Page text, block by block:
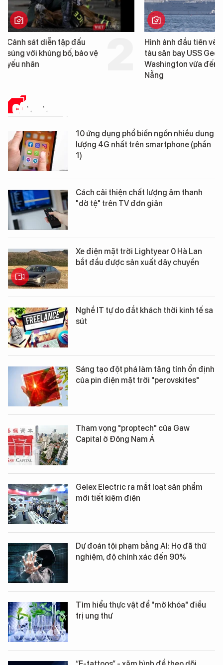
Hình ảnh đầu tiên về siêu
tàu sân bay USS George
Washington vừa đến Đà
Cận cảnh chiến hạm
tống tàu sân bay USS
George Washington
Đà Nẵng
CÔNG NGHỆ
10 ứng dụng phổ biến ngốn nhiều dung
lượng 4G nhất trên smartphone (phần
1)
Cách cải thiện chất lượng âm thanh
"dở tệ" trên TV đơn giản
Xe điện mặt trời Lightyear 0 Hà Lan
bắt đầu được sản xuất dây chuyền
Nghề IT tự do đắt khách thời kinh tế sa
sút
Sáng tạo đột phá làm tăng tính ổn định
của pin điện mặt trời "perovskites"
Tham vọng "proptech" của Gaw
Capital ở Đông Nam Á
Gelex Electric ra mắt loạt sản phẩm
mới tiết kiệm điện
Dự đoán tội phạm bằng AI: Họ đã thử
nghiệm, độ chính xác đến 90%
Tìm hiểu thực vật để "mở khóa" điều
trị ung thư